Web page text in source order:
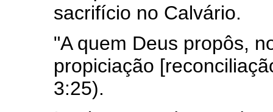
sacrifício no Calvário.
"A quem Deus propôs,
propiciação
3:25).